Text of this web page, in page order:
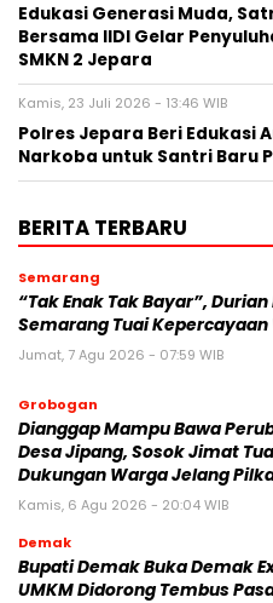
Edukasi Generasi Muda,
Bersama IIDI Gelar
SMKN 2 Jepara
Kamis, 23 Juli 2026 - 13:46 WIB
Polres Jepara Beri Edukasi
Narkoba untuk Santri Baru
BERITA TERBARU
Semarang
“Tak Enak Tak Bayar”, Durian
Semarang Tuai Kepercayaan
Jumat, 7 Agu 2026 - 07:59 WIB
Grobogan
Dianggap Mampu Bawa
Desa Jipang, Sosok Jimat
Dukungan Warga Jelang
Kamis, 6 Agu 2026 - 20:04 WIB
Demak
Bupati Demak Buka Demak
UMKM Didorong Tembus